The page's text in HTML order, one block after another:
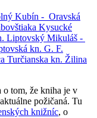
Kubín - Oravská
Kysucké
Liptovský Mikuláš -
kn. G. F.
Turčianska kn. Žilina
o tom, že kniha je v
požičaná. Tu
knižníc, o